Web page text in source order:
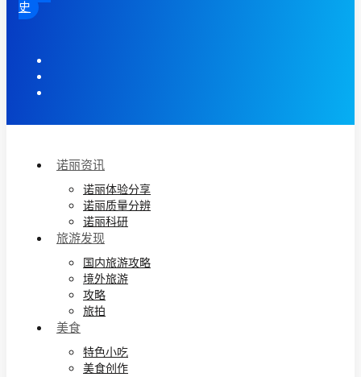
史
诺丽资讯
诺丽体验分享
诺丽质量分辨
诺丽科研
旅游发现
国内旅游攻略
境外旅游
攻略
旅拍
美食
特色小吃
美食创作